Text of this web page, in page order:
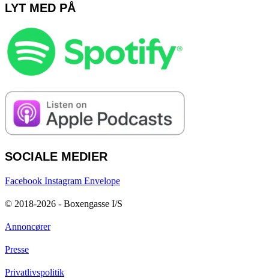
LYT MED PÅ
SOCIALE MEDIER
Facebook Instagram Envelope
© 2018-2026 - Boxengasse I/S
Annoncører
Presse
Privatlivspolitik